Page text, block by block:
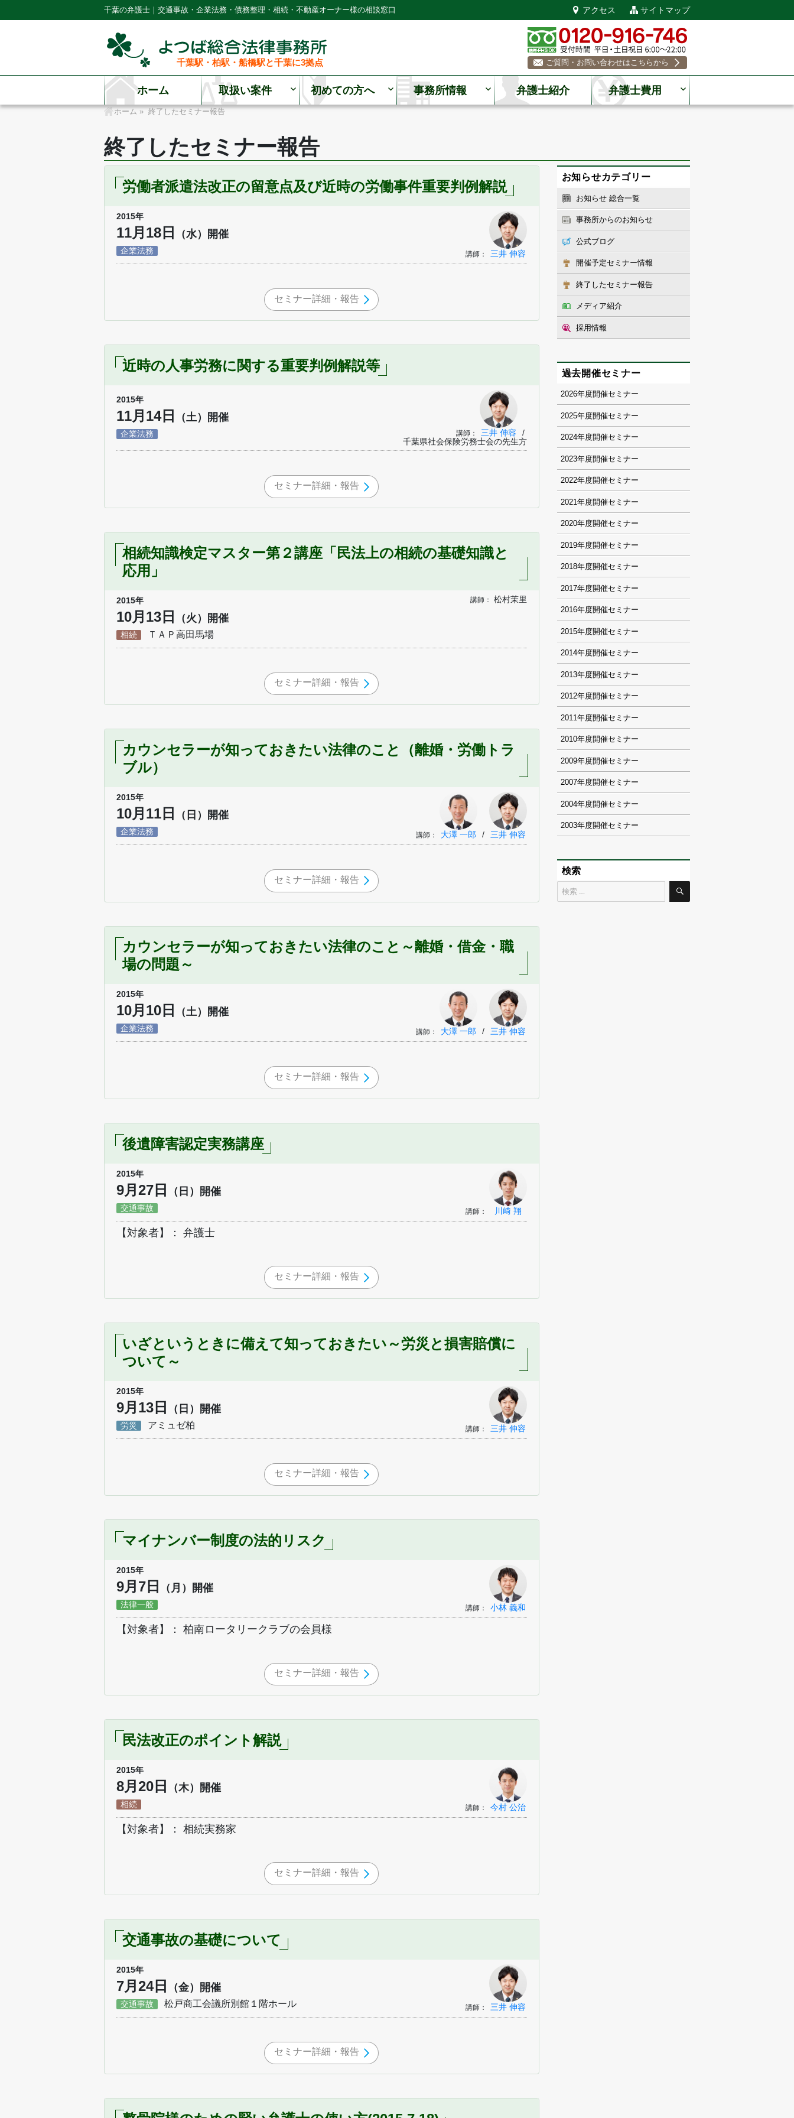
千葉の弁護士｜交通事故・企業法務・債務整理・相続・不動産オーナー様の相談窓口 アクセス サイトマップ
千葉駅・柏駅・船橋駅と千葉に3拠点 ご質問・お問い合わせはこちらから
ホーム 取扱い案件 初めての方へ 事務所情報 弁護士紹介 弁護士費用
ホーム » 終了したセミナー報告
終了したセミナー報告
労働者派遣法改正の留意点及び近時の労働事件重要判例解説
2015年
11月18日 （水）開催
企業法務 講師： 三井 伸容
セミナー詳細・報告
近時の人事労務に関する重要判例解説等
2015年
11月14日 （土）開催
企業法務 講師： 三井 伸容
/
千葉県社会保険労務士会の先生方
セミナー詳細・報告
相続知識検定マスター第２講座「民法上の相続の基礎知識と
応用」
2015年
10月13日 （火）開催
相続 ＴＡＰ高田馬場
講師： 松村茉里
セミナー詳細・報告
カウンセラーが知っておきたい法律のこと（離婚・労働トラ
ブル）
2015年
10月11日 （日）開催
企業法務 講師： 大澤 一郎 / 三井 伸容
セミナー詳細・報告
カウンセラーが知っておきたい法律のこと～離婚・借金・職
場の問題～
2015年
10月10日 （土）開催
企業法務 講師： 大澤 一郎 / 三井 伸容
セミナー詳細・報告
後遺障害認定実務講座
2015年
9月27日 （日）開催
交通事故 講師： 川﨑 翔
【対象者】： 弁護士
セミナー詳細・報告
いざというときに備えて知っておきたい～労災と損害賠償に
ついて～
2015年
9月13日 （日）開催
労災 アミュゼ柏 講師： 三井 伸容
セミナー詳細・報告
マイナンバー制度の法的リスク
2015年
9月7日 （月）開催
法律一般 講師： 小林 義和
【対象者】： 柏南ロータリークラブの会員様
セミナー詳細・報告
民法改正のポイント解説
2015年
8月20日 （木）開催
相続 講師： 今村 公治
【対象者】： 相続実務家
セミナー詳細・報告
交通事故の基礎について
2015年
7月24日 （金）開催
交通事故 松戸商工会議所別館１階ホール 講師： 三井 伸容
セミナー詳細・報告
お知らせカテゴリー
お知らせ 総合一覧
事務所からのお知らせ
公式ブログ
開催予定セミナー情報
終了したセミナー報告
メディア紹介
採用情報
過去開催セミナー
2026
2025
2024
2023
2022
2021
2020
2019
2018
2017
2016
2015
2014
2013
2012
2011
2010
2009
2007
2004
2003
検索
検
索
検